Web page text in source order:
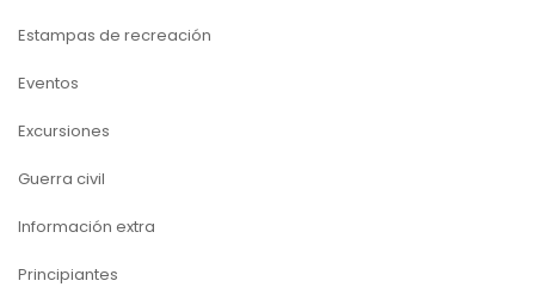
Estampas de recreación
Eventos
Excursiones
Guerra civil
Información extra
Principiantes